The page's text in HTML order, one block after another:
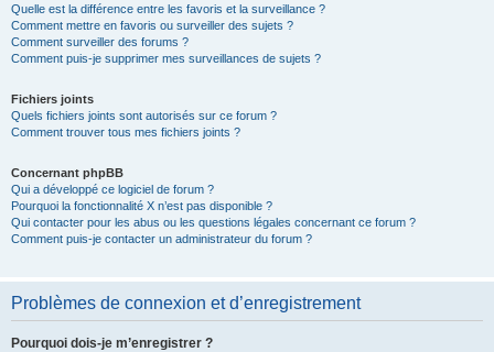
Quelle est la différence entre les favoris et la surveillance ?
Comment mettre en favoris ou surveiller des sujets ?
Comment surveiller des forums ?
Comment puis-je supprimer mes surveillances de sujets ?
Fichiers joints
Quels fichiers joints sont autorisés sur ce forum ?
Comment trouver tous mes fichiers joints ?
Concernant phpBB
Qui a développé ce logiciel de forum ?
Pourquoi la fonctionnalité X n’est pas disponible ?
Qui contacter pour les abus ou les questions légales concernant ce forum ?
Comment puis-je contacter un administrateur du forum ?
Problèmes de connexion et d’enregistrement
Pourquoi dois-je m’enregistrer ?